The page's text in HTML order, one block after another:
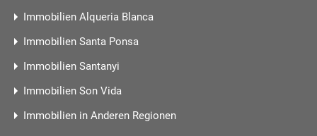
Immobilien Alqueria Blanca
Immobilien Santa Ponsa
Immobilien Santanyi
Immobilien Son Vida
Immobilien in Anderen Regionen